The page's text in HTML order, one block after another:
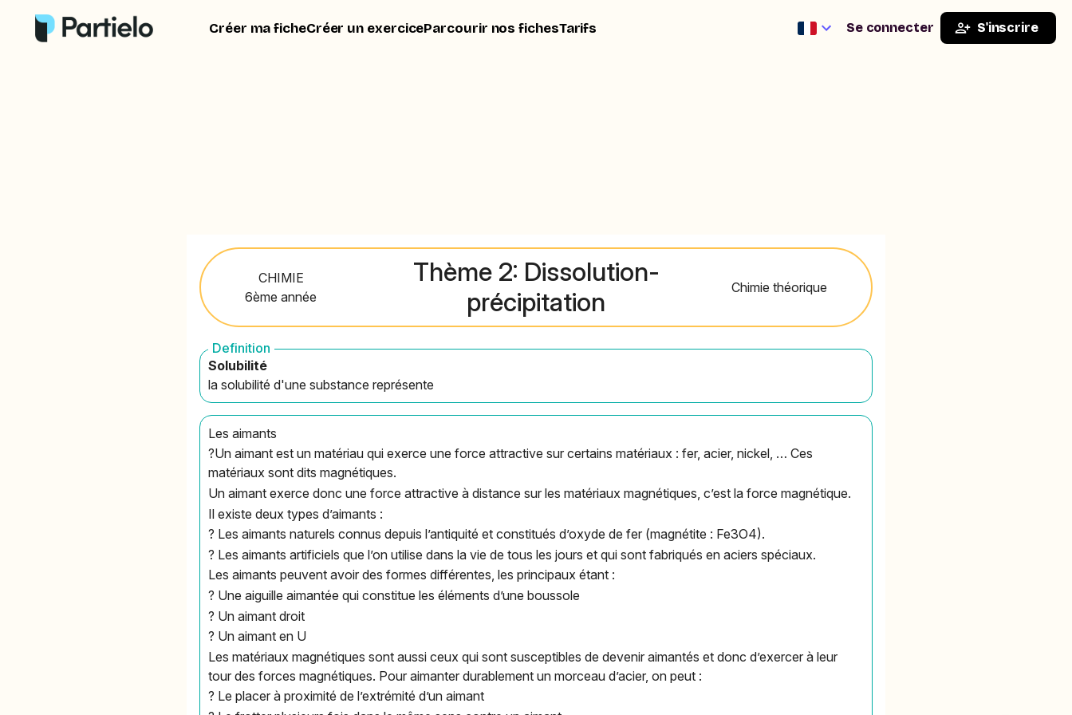
Créer ma ficheCréer un exerciceParcourir nos fichesTarifs Se connecter S'inscrire
CHIMIE
6ème année
Thème 2: Dissolution-
précipitation
Chimie théorique
Definition
Solubilité
la solubilité d'une substance représente
Les aimants
?Un aimant est un matériau qui exerce une force attractive sur certains matériaux : fer, acier, nickel, … Ces
matériaux sont dits magnétiques.
Un aimant exerce donc une force attractive à distance sur les matériaux magnétiques, c’est la force magnétique.
Il existe deux types d’aimants :
? Les aimants naturels connus depuis l’antiquité et constitués d’oxyde de fer (magnétite : Fe3O4).
? Les aimants artificiels que l’on utilise dans la vie de tous les jours et qui sont fabriqués en aciers spéciaux.
Les aimants peuvent avoir des formes différentes, les principaux étant :
? Une aiguille aimantée qui constitue les éléments d’une boussole
? Un aimant droit
? Un aimant en U
Les matériaux magnétiques sont aussi ceux qui sont susceptibles de devenir aimantés et donc d’exercer à leur
tour des forces magnétiques. Pour aimanter durablement un morceau d’acier, on peut :
? Le placer à proximité de l’extrémité d’un aimant